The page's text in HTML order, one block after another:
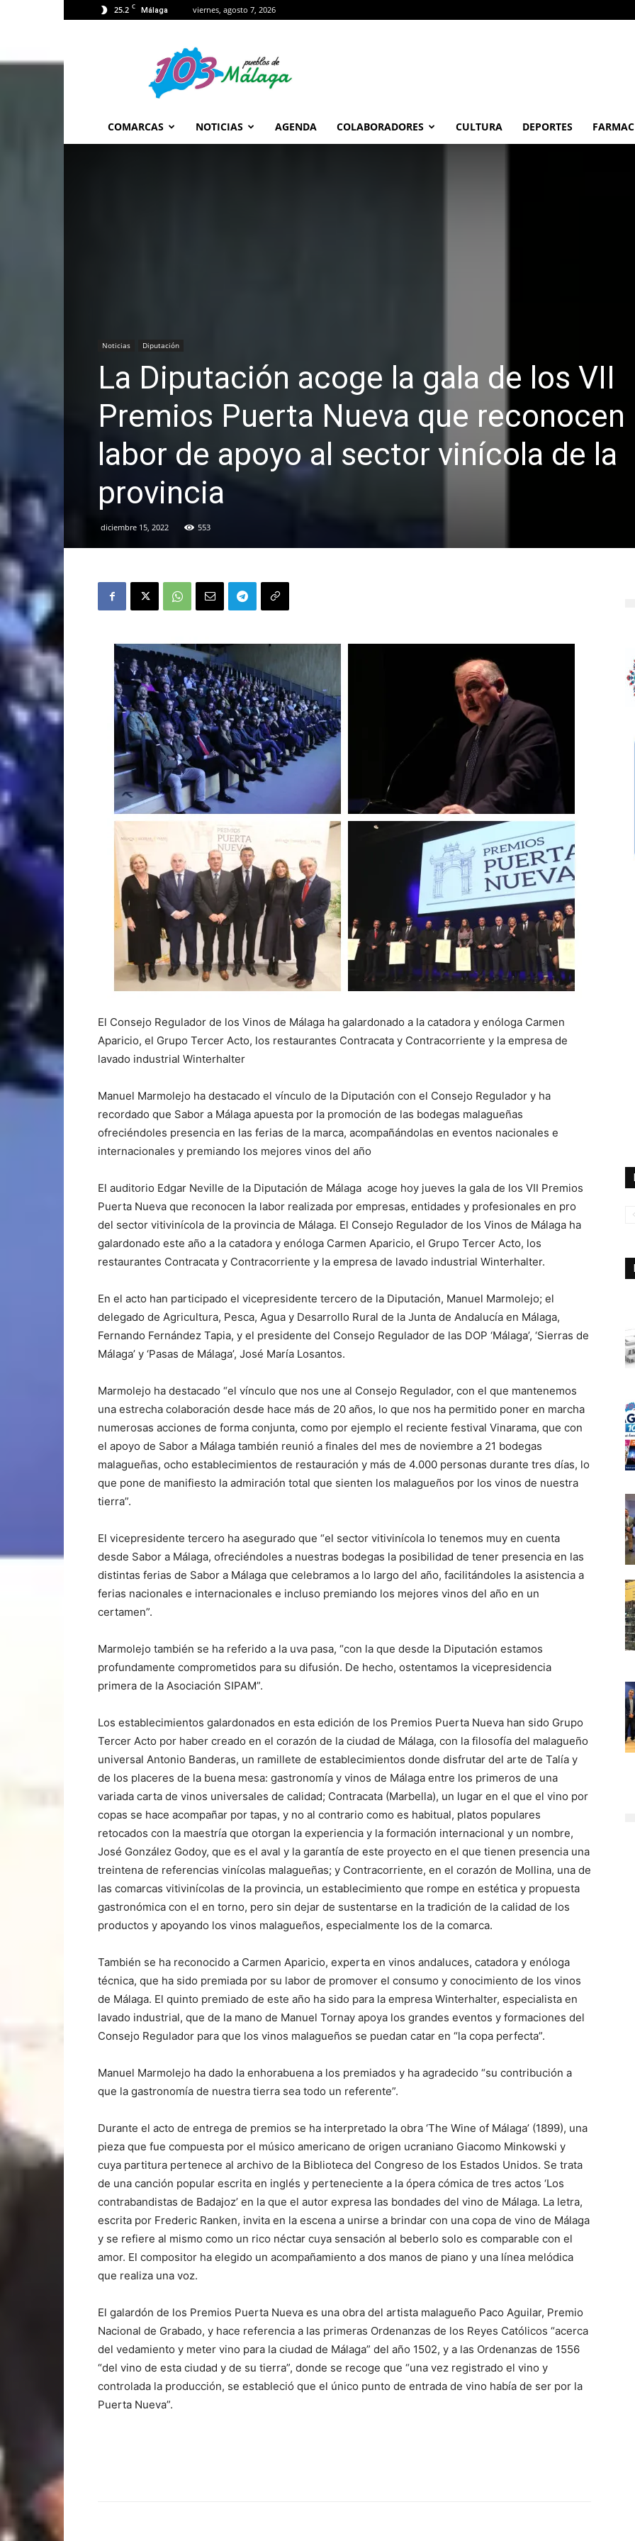
25.2 C Málaga viernes, agosto 7, 2026
Málaga
COMARCAS NOTICIAS AGENDA COLABORADORES CULTURA DEPORTES
Noticias Diputación
La Diputación acoge la gala de los VII
Premios Puerta Nueva que reconocen
labor de apoyo al sector vinícola de la
provincia
diciembre 15, 2022 553
El Consejo Regulador de los Vinos de Málaga ha galardonado a la catadora y enóloga Carmen
Aparicio, el Grupo Tercer Acto, los restaurantes Contracata y Contracorriente y la empresa de
lavado industrial Winterhalter
Manuel Marmolejo ha destacado el vínculo de la Diputación con el Consejo Regulador y ha
recordado que Sabor a Málaga apuesta por la promoción de las bodegas malagueñas
ofreciéndoles presencia en las ferias de la marca, acompañándolas en eventos nacionales e
internacionales y premiando los mejores vinos del año
El auditorio Edgar Neville de la Diputación de Málaga acoge hoy jueves la gala de los VII Premios
Puerta Nueva que reconocen la labor realizada por empresas, entidades y profesionales en pro
del sector vitivinícola de la provincia de Málaga. El Consejo Regulador de los Vinos de Málaga ha
galardonado este año a la catadora y enóloga Carmen Aparicio, el Grupo Tercer Acto, los
restaurantes Contracata y Contracorriente y la empresa de lavado industrial Winterhalter.
En el acto han participado el vicepresidente tercero de la Diputación, Manuel Marmolejo; el
delegado de Agricultura, Pesca, Agua y Desarrollo Rural de la Junta de Andalucía en Málaga,
Fernando Fernández Tapia, y el presidente del Consejo Regulador de las DOP ‘Málaga’, ‘Sierras de
Málaga’ y ‘Pasas de Málaga’, José María Losantos.
Marmolejo ha destacado “el vínculo que nos une al Consejo Regulador, con el que mantenemos
una estrecha colaboración desde hace más de 20 años, lo que nos ha permitido poner en marcha
numerosas acciones de forma conjunta, como por ejemplo el reciente festival Vinarama, que con
el apoyo de Sabor a Málaga también reunió a finales del mes de noviembre a 21 bodegas
malagueñas, ocho establecimientos de restauración y más de 4.000 personas durante tres días, lo
que pone de manifiesto la admiración total que sienten los malagueños por los vinos de nuestra
tierra”.
El vicepresidente tercero ha asegurado que “el sector vitivinícola lo tenemos muy en cuenta
desde Sabor a Málaga, ofreciéndoles a nuestras bodegas la posibilidad de tener presencia en las
distintas ferias de Sabor a Málaga que celebramos a lo largo del año, facilitándoles la asistencia a
ferias nacionales e internacionales e incluso premiando los mejores vinos del año en un
certamen”.
Marmolejo también se ha referido a la uva pasa, “con la que desde la Diputación estamos
profundamente comprometidos para su difusión. De hecho, ostentamos la vicepresidencia
primera de la Asociación SIPAM”.
Los establecimientos galardonados en esta edición de los Premios Puerta Nueva han sido Grupo
Tercer Acto por haber creado en el corazón de la ciudad de Málaga, con la filosofía del malagueño
universal Antonio Banderas, un ramillete de establecimientos donde disfrutar del arte de Talía y
de los placeres de la buena mesa: gastronomía y vinos de Málaga entre los primeros de una
variada carta de vinos universales de calidad; Contracata (Marbella), un lugar en el que el vino por
copas se hace acompañar por tapas, y no al contrario como es habitual, platos populares
retocados con la maestría que otorgan la experiencia y la formación internacional y un nombre,
José González Godoy, que es el aval y la garantía de este proyecto en el que tienen presencia una
treintena de referencias vinícolas malagueñas; y Contracorriente, en el corazón de Mollina, una de
las comarcas vitivinícolas de la provincia, un establecimiento que rompe en estética y propuesta
gastronómica con el en torno, pero sin dejar de sustentarse en la tradición de la calidad de los
productos y apoyando los vinos malagueños, especialmente los de la comarca.
También se ha reconocido a Carmen Aparicio, experta en vinos andaluces, catadora y enóloga
técnica, que ha sido premiada por su labor de promover el consumo y conocimiento de los vinos
de Málaga. El quinto premiado de este año ha sido para la empresa Winterhalter, especialista en
lavado industrial, que de la mano de Manuel Tornay apoya los grandes eventos y formaciones del
Consejo Regulador para que los vinos malagueños se puedan catar en “la copa perfecta”.
Manuel Marmolejo ha dado la enhorabuena a los premiados y ha agradecido “su contribución a
que la gastronomía de nuestra tierra sea todo un referente”.
Durante el acto de entrega de premios se ha interpretado la obra ‘The Wine of Málaga’ (1899), una
pieza que fue compuesta por el músico americano de origen ucraniano Giacomo Minkowski y
cuya partitura pertenece al archivo de la Biblioteca del Congreso de los Estados Unidos. Se trata
de una canción popular escrita en inglés y perteneciente a la ópera cómica de tres actos ‘Los
contrabandistas de Badajoz’ en la que el autor expresa las bondades del vino de Málaga. La letra,
escrita por Frederic Ranken, invita en la escena a unirse a brindar con una copa de vino de Málaga
y se refiere al mismo como un rico néctar cuya sensación al beberlo solo es comparable con el
amor. El compositor ha elegido un acompañamiento a dos manos de piano y una línea melódica
que realiza una voz.
El galardón de los Premios Puerta Nueva es una obra del artista malagueño Paco Aguilar, Premio
Nacional de Grabado, y hace referencia a las primeras Ordenanzas de los Reyes Católicos “acerca
del vedamiento y meter vino para la ciudad de Málaga” del año 1502, y a las Ordenanzas de 1556
“del vino de esta ciudad y de su tierra”, donde se recoge que “una vez registrado el vino y
controlada la producción, se estableció que el único punto de entrada de vino había de ser por la
Puerta Nueva”.